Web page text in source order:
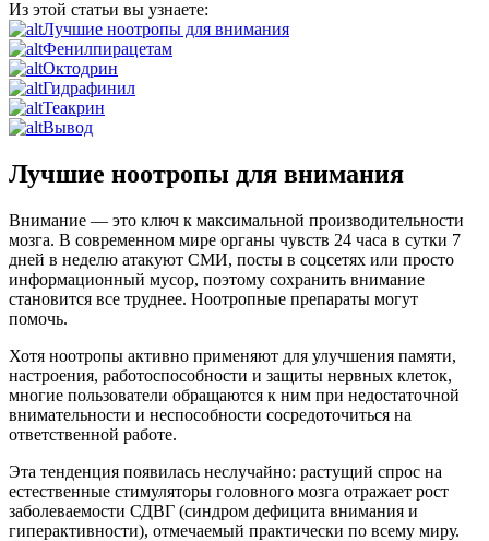
Из этой статьи вы узнаете:
Лучшие ноотропы для внимания
Фенилпирацетам
Октодрин
Гидрафинил
Теакрин
Вывод
Лучшие ноотропы для внимания
Внимание — это ключ к максимальной производительности
мозга. В современном мире органы чувств 24 часа в сутки 7
дней в неделю атакуют СМИ, посты в соцсетях или просто
информационный мусор, поэтому сохранить внимание
становится все труднее. Ноотропные препараты могут
помочь.
Хотя ноотропы активно применяют для улучшения памяти,
настроения, работоспособности и защиты нервных клеток,
многие пользователи обращаются к ним при недостаточной
внимательности и неспособности сосредоточиться на
ответственной работе.
Эта тенденция появилась неслучайно: растущий спрос на
естественные стимуляторы головного мозга отражает рост
заболеваемости СДВГ (синдром дефицита внимания и
гиперактивности), отмечаемый практически по всему миру.